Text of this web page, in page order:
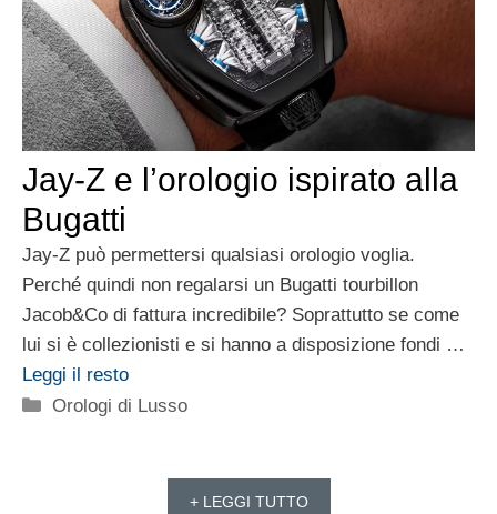
Jay-Z e l’orologio ispirato alla
Bugatti
Jay-Z può permettersi qualsiasi orologio voglia.
Perché quindi non regalarsi un Bugatti tourbillon
Jacob&Co di fattura incredibile? Soprattutto se come
lui si è collezionisti e si hanno a disposizione fondi …
Leggi il resto
Categorie
Orologi di Lusso
+ LEGGI TUTTO